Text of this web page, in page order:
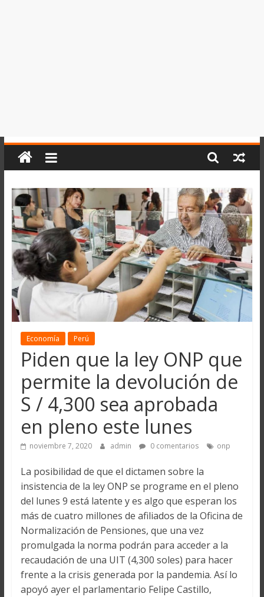
Economía Perú
Piden que la ley ONP que
permite la devolución de
S / 4,300 sea aprobada
en pleno este lunes
noviembre 7, 2020 admin 0 comentarios onp
La posibilidad de que el dictamen sobre la
insistencia de la ley ONP se programe en el pleno
del lunes 9 está latente y es algo que esperan los
más de cuatro millones de afiliados de la Oficina de
Normalización de Pensiones, que una vez
promulgada la norma podrán para acceder a la
recaudación de una UIT (4,300 soles) para hacer
frente a la crisis generada por la pandemia. Así lo
apoyó ayer el parlamentario Felipe Castillo,